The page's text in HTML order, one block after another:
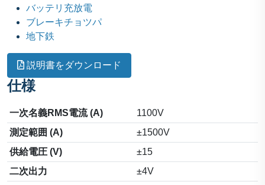
バッテリ充放電
ブレーキチョツパ
地下鉄
説明書をダウンロード
仕様
一次名義RMS電流 (A)
1100V
測定範囲 (A)
±1500V
供給電圧 (V)
±15
二次出力
±4V